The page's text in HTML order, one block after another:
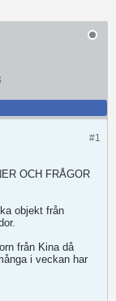
#1
OCH FRÅGOR
objekt från
från Kina då
i veckan har